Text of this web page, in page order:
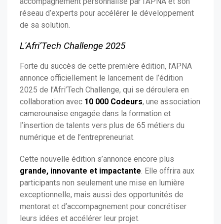
réseau d’experts pour accélérer le développement
de sa solution.
L'Afri’Tech Challenge 2025
Forte du succès de cette première édition, l’APNA
annonce officiellement le lancement de l’édition
2025 de l’Afri’Tech Challenge, qui se déroulera en
collaboration avec 10 000 Codeurs, une association
camerounaise engagée dans la formation et
l’insertion de talents vers plus de 65 métiers du
numérique et de l’entrepreneuriat.
Cette nouvelle édition s’annonce encore plus
grande, innovante et impactante. Elle offrira aux
participants non seulement une mise en lumière
exceptionnelle, mais aussi des opportunités de
mentorat et d’accompagnement pour concrétiser
leurs idées et accélérer leur projet.